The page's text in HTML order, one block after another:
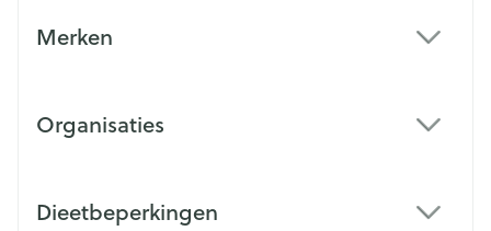
Merken
Organisaties
Dieetbeperkingen